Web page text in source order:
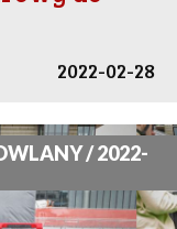
2022-02-28
/ 2022-